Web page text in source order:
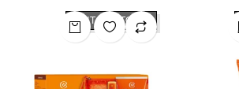
OUT OF STOCK